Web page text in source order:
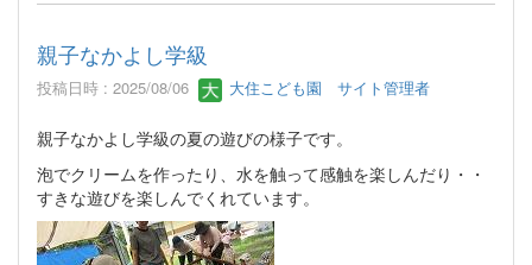
親子なかよし学級
投稿日時 : 2025/08/06 大住こども園 サイト管理者
親子なかよし学級の夏の遊びの様子です。
泡でクリームを作ったり、水を触って感触を楽しんだり・・
すきな遊びを楽しんでくれています。